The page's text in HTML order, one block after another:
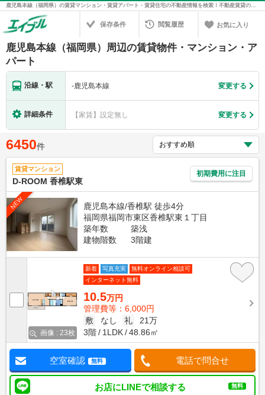
鹿児島本線（福岡県）の賃貸マンション・賃貸アパート・賃貸住宅の不動産情報を検索！不動産賃貸の物件探しは、お部屋探しのエイブル
保存条件 閲覧履歴 お気に入り
鹿児島本線（福岡県）周辺の賃貸物件・マンション・ア
パート
沿線・駅 -鹿児島本線 変更する
詳細条件 【家賃】設定無し 変更する
6450件
賃貸マンション
D-ROOM 香椎駅東
初期費用に注目
NEW
鹿児島本線/香椎駅 徒歩4分
福岡県福岡市東区香椎駅東１丁目
築年数
築浅
建物階数
3階建
画像 : 23枚
新着 写真充実
無料オンライン相談可
インターネット無料
10.5万円
管理費等：6,000円
敷
なし 礼
21万
3階
1LDK 48.86㎡
空室確認 無料 電話で問合せ
お店にLINEで相談する 無料